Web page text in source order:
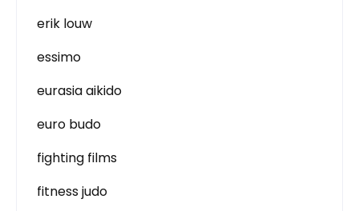
erik louw
essimo
eurasia aikido
euro budo
fighting films
fitness judo